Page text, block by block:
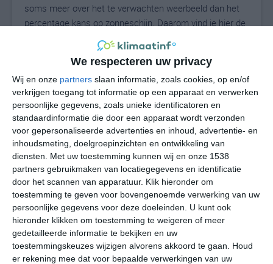
We respecteren uw privacy
Wij en onze partners slaan informatie, zoals cookies, op en/of
verkrijgen toegang tot informatie op een apparaat en verwerken
persoonlijke gegevens, zoals unieke identificatoren en
standaardinformatie die door een apparaat wordt verzonden
voor gepersonaliseerde advertenties en inhoud, advertentie- en
inhoudsmeting, doelgroepinzichten en ontwikkeling van
diensten.
Met uw toestemming kunnen wij en onze 1538
partners gebruikmaken van locatiegegevens en identificatie
door het scannen van apparatuur. Klik hieronder om
toestemming te geven voor bovengenoemde verwerking van uw
persoonlijke gegevens voor deze doeleinden. U kunt ook
hieronder klikken om toestemming te weigeren of meer
gedetailleerde informatie te bekijken en uw
toestemmingskeuzes wijzigen alvorens akkoord te gaan.
Houd
er rekening mee dat voor bepaalde verwerkingen van uw
soms meer over het te verwachten weerbeeld dan het
percentage kans op zonneschijn. Daarom vind je hier de
uitgebreide weersvoorspelling voor Oberpframmern.
25°C
za
28°
zo ma
31° 19°
di
30° 18°
19°C 17°C 14°C